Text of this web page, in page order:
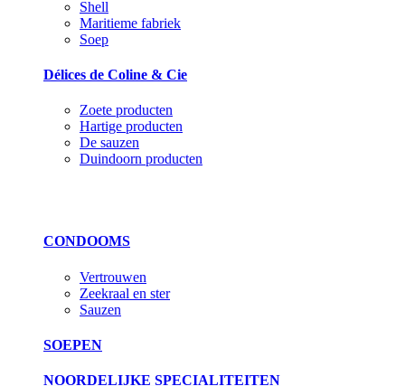
Shell
Maritieme fabriek
Soep
Délices de Coline & Cie
Zoete producten
Hartige producten
De sauzen
Duindoorn producten
CONDOOMS
Vertrouwen
Zeekraal en ster
Sauzen
SOEPEN
NOORDELIJKE SPECIALITEITEN